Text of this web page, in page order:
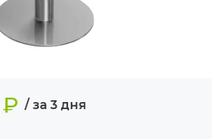
₽ / за 3 дня